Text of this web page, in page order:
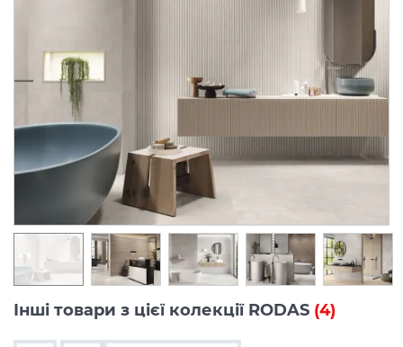
Інші товари з цієї колекції RODAS (4)